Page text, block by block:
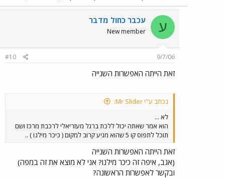
ע עכבר כחול מדבר
New member
9/7/06
#10
זאת הייתה האפשרות השנייה
נכתב ע"י Mr Slider:
לא ...
הוא אמר שאתה יכול ללכת ברגל מעזריאלי לרכבת מרכז ושם
תוכל לתפוס קו 5 שהוא מגיע קרוב למקום ( כיכר מילנו ) ..
זאת הייתה האפשרות השנייה
(אגב, איפה זה כיכר מילנו? אני לא מוצא את זה במפה)
ובקשר לאפשרות הראשונה?